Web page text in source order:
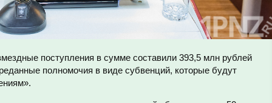
поступления в сумме составили 393,5 млн рублей
полномочия в виде субвенций, которые будут